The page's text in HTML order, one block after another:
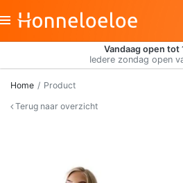
Vandaag open tot
Iedere zondag open
Home
Product
Terug naar overzicht